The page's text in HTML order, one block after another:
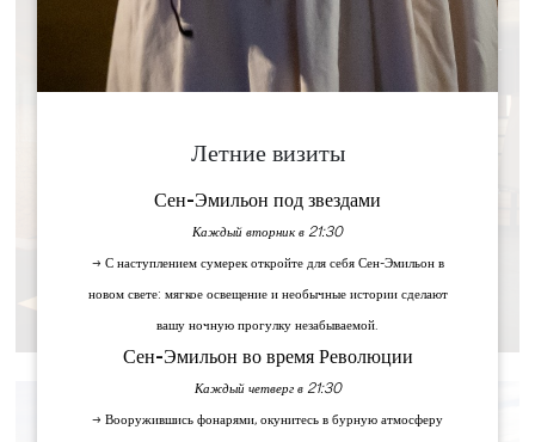
Летние визиты
Сен-Эмильон под звездами
Каждый вторник в 21:30
→ С наступлением сумерек откройте для себя Сен-Эмильон в
новом свете: мягкое освещение и необычные истории сделают
вашу ночную прогулку незабываемой.
Сен-Эмильон во время Революции
Каждый четверг в 21:30
→ Вооружившись фонарями, окунитесь в бурную атмосферу